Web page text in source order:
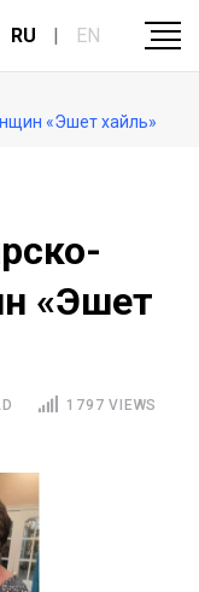
RU | EN
«Эшет хайль»
«Эшет
1797 VIEWS